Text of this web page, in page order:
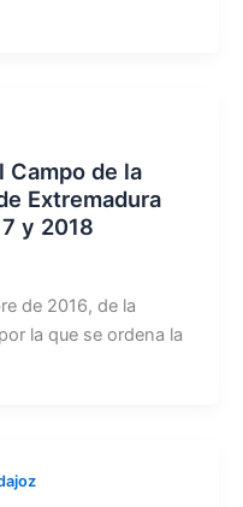
de la
Extremadura
y 2018
de 2016, de la
la que se ordena la